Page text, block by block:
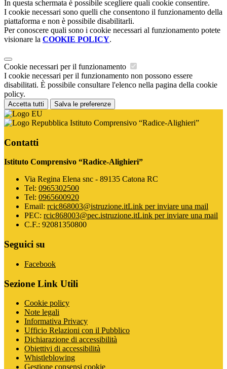
In questa schermata è possibile scegliere quali cookie consentire.
I cookie necessari sono quelli che consentono il funzionamento della
piattaforma e non è possibile disabilitarli.
Per conoscere quali sono i cookie necessari al funzionamento potete
visionare la COOKIE POLICY.
Cookie necessari per il funzionamento
I cookie necessari per il funzionamento non possono essere
disabilitati. È possibile consultare l'elenco nella pagina della cookie
policy.
Accetta tutti Salva le preferenze
Istituto Comprensivo “Radice-Alighieri”
Contatti
Istituto Comprensivo “Radice-Alighieri”
Via Regina Elena snc - 89135 Catona RC
Tel: 0965302500
Tel: 0965600920
Email: rcic868003@istruzione.itLink per inviare una mail
PEC: rcic868003@pec.istruzione.itLink per inviare una mail
C.F.: 92081350800
Seguici su
Facebook
Sezione Link Utili
Cookie policy
Note legali
Informativa Privacy
Ufficio Relazioni con il Pubblico
Dichiarazione di accessibilità
Obiettivi di accessibilità
Whistleblowing
Gestione consensi cookie